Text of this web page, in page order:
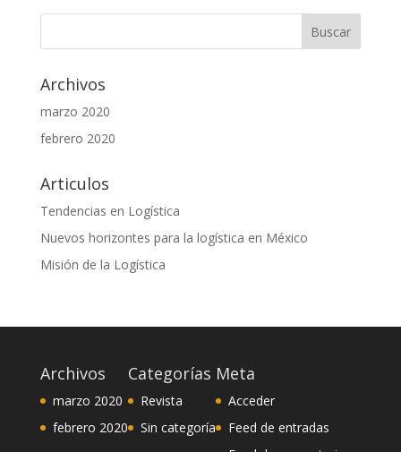
Archivos
marzo 2020
febrero 2020
Articulos
Tendencias en Logística
Nuevos horizontes para la logística en México
Misión de la Logística
Archivos
marzo 2020
febrero 2020
Categorías
Revista
Sin categoría
Meta
Acceder
Feed de entradas